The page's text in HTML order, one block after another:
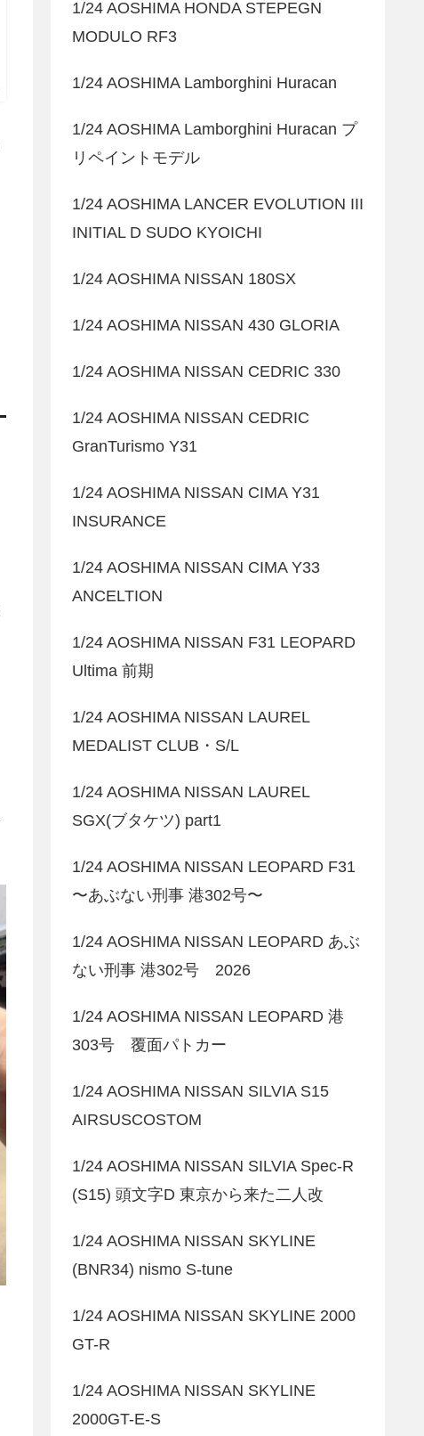
1/24 AOSHIMA HONDA STEPEGN
MODULO RF3
1/24 AOSHIMA Lamborghini Huracan
1/24 AOSHIMA Lamborghini Huracan プ
リペイントモデル
1/24 AOSHIMA LANCER EVOLUTION III
INITIAL D SUDO KYOICHI
1/24 AOSHIMA NISSAN 180SX
1/24 AOSHIMA NISSAN 430 GLORIA
1/24 AOSHIMA NISSAN CEDRIC 330
1/24 AOSHIMA NISSAN CEDRIC
GranTurismo Y31
1/24 AOSHIMA NISSAN CIMA Y31
INSURANCE
1/24 AOSHIMA NISSAN CIMA Y33
ANCELTION
1/24 AOSHIMA NISSAN F31 LEOPARD
Ultima 前期
1/24 AOSHIMA NISSAN LAUREL
MEDALIST CLUB・S/L
1/24 AOSHIMA NISSAN LAUREL
SGX(ブタケツ) part1
1/24 AOSHIMA NISSAN LEOPARD F31
〜あぶない刑事 港302号〜
1/24 AOSHIMA NISSAN LEOPARD あぶ
ない刑事 港302号 2026
1/24 AOSHIMA NISSAN LEOPARD 港
303号 覆面パトカー
1/24 AOSHIMA NISSAN SILVIA S15
AIRSUSCOSTOM
1/24 AOSHIMA NISSAN SILVIA Spec-R
(S15) 頭文字D 東京から来た二人改
1/24 AOSHIMA NISSAN SKYLINE
(BNR34) nismo S-tune
1/24 AOSHIMA NISSAN SKYLINE 2000
GT-R
1/24 AOSHIMA NISSAN SKYLINE
2000GT-E-S